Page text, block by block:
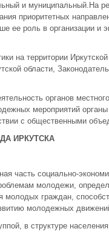
и муниципальный.На
приоритетных
ее роль в организации и
на территории
области,
органов
мероприятий органы
с общественными
ИРКУТСКА
часть социально-
молодежи,
молодых граждан,
молодежных
в структуре населения